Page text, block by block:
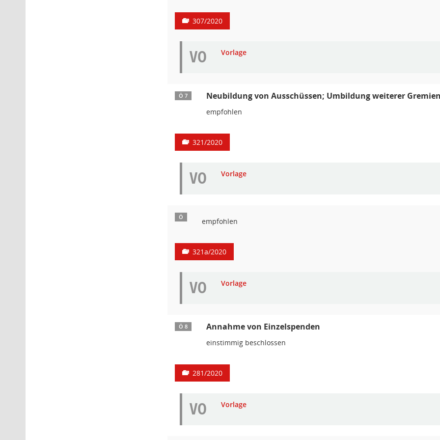
307/2020
VO Vorlage
Ö 7 Neubildung von Ausschüssen; Umbildung weiterer
empfohlen
321/2020
VO Vorlage
Ö empfohlen
321a/2020
VO Vorlage
Ö 8 Annahme von Einzelspenden
einstimmig beschlossen
281/2020
VO Vorlage